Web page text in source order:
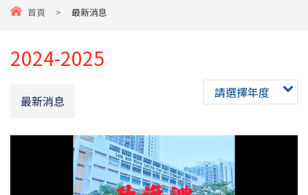
首頁 > 最新消息
2024-2025
請選擇年度
最新消息